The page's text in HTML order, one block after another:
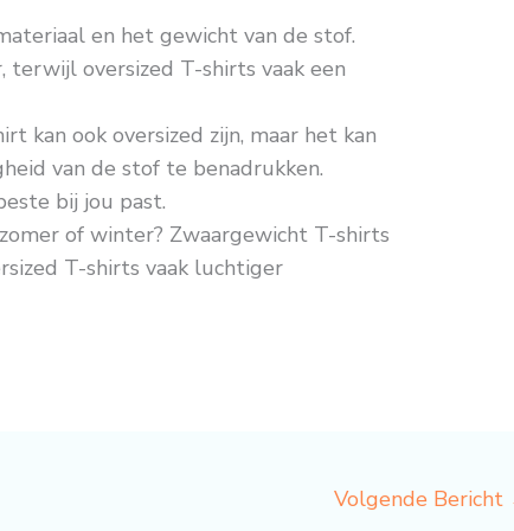
en het gewicht van de stof.
terwijl oversized T-shirts vaak een
kan ook oversized zijn, maar het kan
van de stof te benadrukken.
bij jou past.
of winter? Zwaargewicht T-shirts
T-shirts vaak luchtiger
Volgende Bericht